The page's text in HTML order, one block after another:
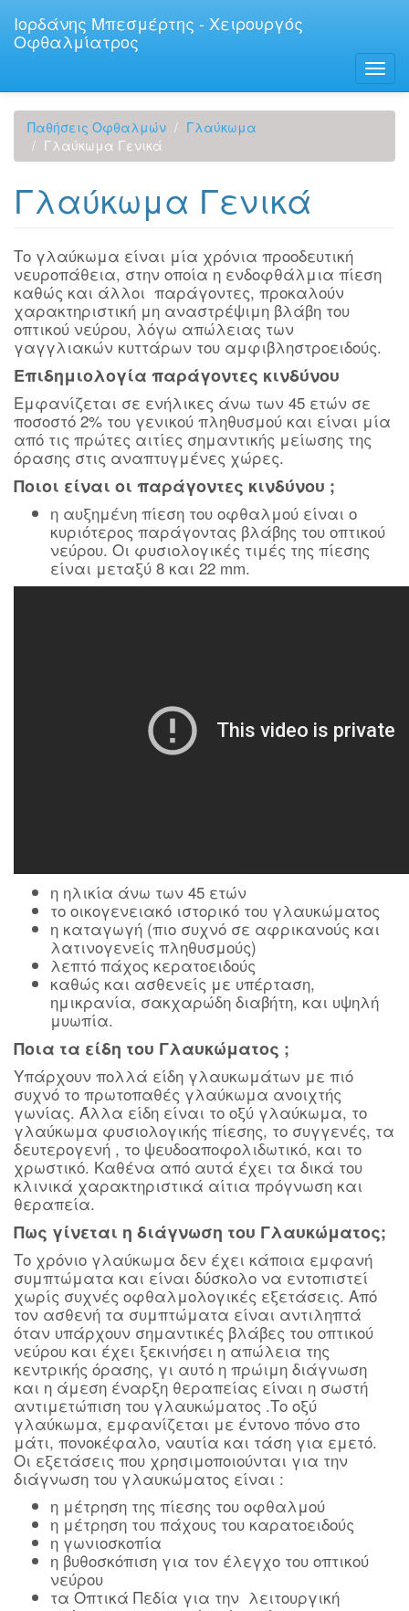
προς
Ιορδάνης Μπεσμέρτης - Χειρουργός
Οφθαλμίατρος
Παθήσεις Οφθαλμών
Γλαύκωμα
Γλαύκωμα Γενικά
Γλαύκωμα Γενικά
Το γλαύκωμα είναι μία χρόνια προοδευτική
νευροπάθεια, στην οποία η ενδοφθάλμια πίεση
καθώς και άλλοι παράγοντες, προκαλούν
χαρακτηριστική μη αναστρέψιμη βλάβη του
οπτικού νεύρου, λόγω απώλειας των
γαγγλιακών κυττάρων του αμφιβληστροειδούς.
Επιδημιολογία παράγοντες κινδύνου
Εμφανίζεται σε ενήλικες άνω των 45 ετών σε
ποσοστό 2% του γενικού πληθυσμού και είναι μία
από τις πρώτες αιτίες σημαντικής μείωσης της
όρασης στις αναπτυγμένες χώρες.
Ποιοι είναι οι παράγoντες κινδύνου ;
η αυξημένη πίεση του οφθαλμού είναι ο
κυριότερος παράγοντας βλάβης του οπτικού
νεύρου. Οι φυσιολογικές τιμές της πίεσης
είναι μεταξύ 8 και 22 mm.
η ηλικία άνω των 45 ετών
το οικογενειακό ιστορικό του γλαυκώματος
η καταγωγή (πιο συχνό σε αφρικανούς και
λατινογενείς πληθυσμούς)
λεπτό πάχος κερατοειδούς
καθώς και ασθενείς με υπέρταση,
ημικρανία, σακχαρώδη διαβήτη, και υψηλή
μυωπία.
Ποια τα είδη του Γλαυκώματος ;
Υπάρχουν πολλά είδη γλαυκωμάτων με πιό
συχνό το πρωτοπαθές γλαύκωμα ανοιχτής
γωνίας. Άλλα είδη είναι το οξύ γλαύκωμα, το
γλαύκωμα φυσιολογικής πίεσης, το συγγενές, τα
δευτερογενή , το ψευδοαποφολιδωτικό, και το
χρωστικό. Καθένα από αυτά έχει τα δικά του
κλινικά χαρακτηριστικά αίτια πρόγνωση και
θεραπεία.
Πως γίνεται η διάγνωση του Γλαυκώματος;
Το χρόνιο γλαύκωμα δεν έχει κάποια εμφανή
συμπτώματα και είναι δύσκολο να εντοπιστεί
χωρίς συχνές οφθαλμολογικές εξετάσεις. Από
τον ασθενή τα συμπτώματα είναι αντιληπτά
όταν υπάρχουν σημαντικές βλάβες του οπτικού
νεύρου και έχει ξεκινήσει η απώλεια της
κεντρικής όρασης, γι αυτό η πρώιμη διάγνωση
και η άμεση έναρξη θεραπείας είναι η σωστή
αντιμετώπιση του γλαυκώματος .Το οξύ
γλαύκωμα, εμφανίζεται με έντονο πόνο στο
μάτι, πονοκέφαλο, ναυτία και τάση για εμετό.
Οι εξετάσεις που χρησιμοποιούνται για την
διάγνωση του γλαυκώματος είναι :
η μέτρηση της πίεσης του οφθαλμού
η μέτρηση του πάχους του καρατοειδούς
η γωνιοσκοπία
η βυθοσκόπιση για τον έλεγχο του οπτικού
νεύρου
τα Οπτικά Πεδία για την λειτουργική